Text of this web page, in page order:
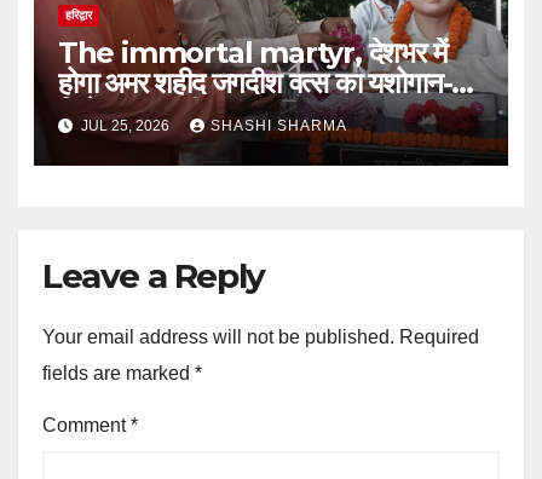
हरिद्वार
The immortal martyr, देशभर में
होगा अमर शहीद जगदीश वत्स का यशोगान-
जितेन्द्र रघुवंशी
JUL 25, 2026 SHASHI SHARMA
Leave a Reply
Your email address will not be published. Required
fields are marked *
Comment*